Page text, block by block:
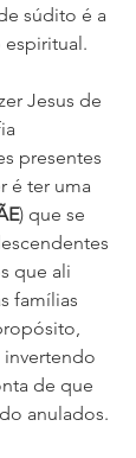
súdito é a
Jesus de
presentes
é ter uma
) que se
que ali
famílias
invertendo
de que
anulados.